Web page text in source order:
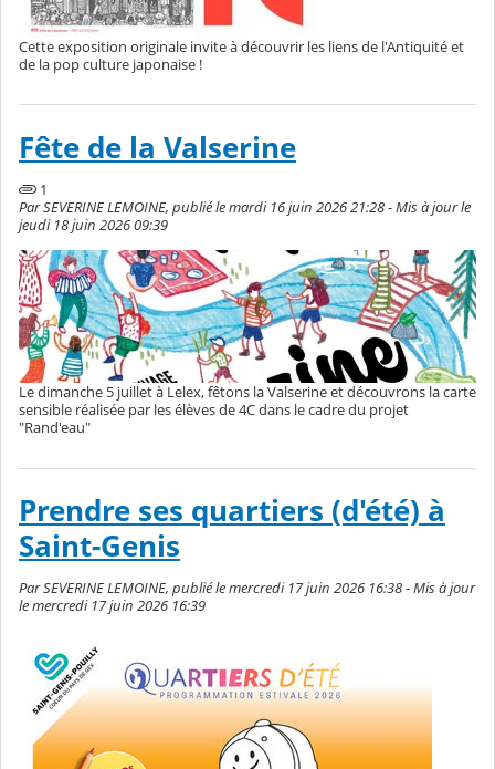
Cette exposition originale invite à découvrir les liens de l'Antiquité et
de la pop culture japonaise !
Fête de la Valserine
1
Par SEVERINE LEMOINE, publié le mardi 16 juin 2026 21:28 - Mis à jour le
jeudi 18 juin 2026 09:39
Le dimanche 5 juillet à Lelex, fêtons la Valserine et découvrons la carte
sensible réalisée par les élèves de 4C dans le cadre du projet
"Rand'eau"
Prendre ses quartiers (d'été) à
Saint-Genis
Par SEVERINE LEMOINE, publié le mercredi 17 juin 2026 16:38 - Mis à jour
le mercredi 17 juin 2026 16:39